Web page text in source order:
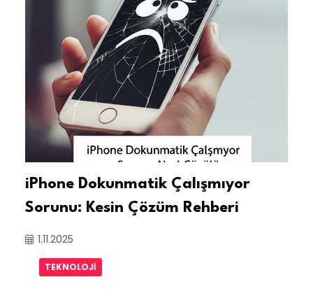
iPhone Dokunmatik Çalışmıyor
Sorunu: Kesin Çözüm Rehberi
1.11.2025
TEKNOLOJI